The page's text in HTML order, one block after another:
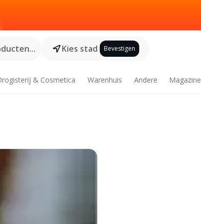
Kies stad Bevestigen
& Cosmetica Warenhuis Andere Magazine